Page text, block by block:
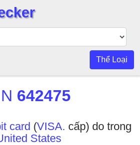
Thể Loại
642475
card (VISA. cấp) do trong
States